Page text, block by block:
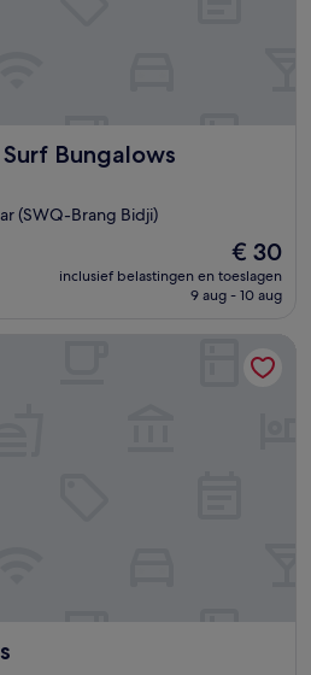
Bungalows
(SWQ-Brang Bidji)
De
prijs
is
€ 30
inclusief belastingen en toeslagen
9 aug - 10 aug